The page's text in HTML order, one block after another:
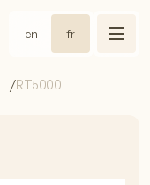
en fr
RT5000